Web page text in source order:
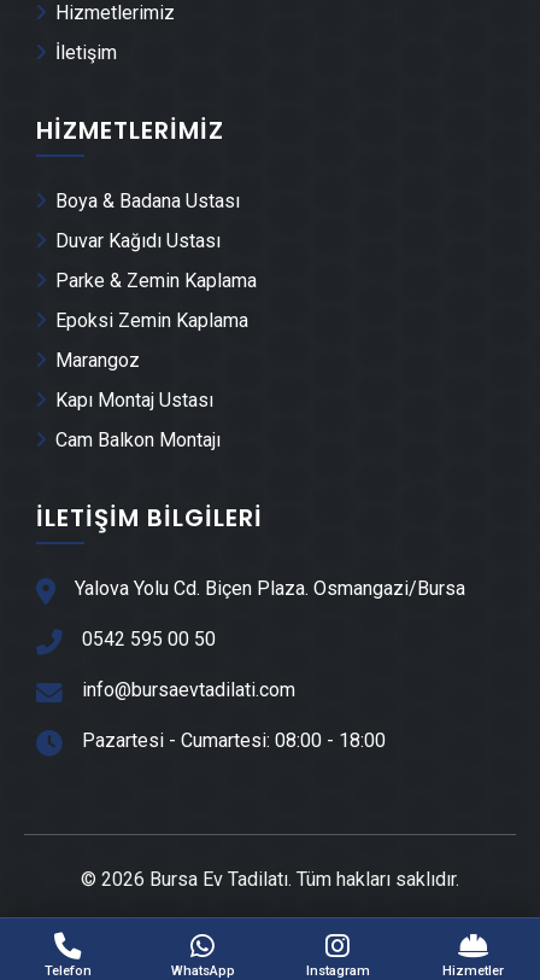
Yıldırım Dolap & Mobilya İmalatı
Yıldırım Demir Doğrama Ustası
Yıldırım Duvar Panelleri̇ Montajı
Yıldırım Dış Cephe Kaplama Ustası
Yıldırım Havuz Yapımı
Yıldırım Kepçe Kiralama
Yıldırım Seramik Ustası
Yıldırım Teras Kapatma
Hizmetlerimiz
İletişim
HIZMETLERIMIZ
Boya & Badana Ustası
Duvar Kağıdı Ustası
Parke & Zemin Kaplama
Epoksi Zemin Kaplama
Marangoz
Kapı Montaj Ustası
Cam Balkon Montajı
İLETIŞIM BILGILERI
Yalova Yolu Cd. Biçen Plaza. Osmangazi/Bursa
0542 595 00 50
info@bursaevtadilati.com
Pazartesi - Cumartesi: 08:00 - 18:00
© 2026 Bursa Ev Tadilatı. Tüm hakları saklıdır.
Bursa Boya Ustası Bursa Boya Badana Ustası
-
Bursa Alçıpan Asma Tavan
Telefon WhatsApp Instagram Hizmetler